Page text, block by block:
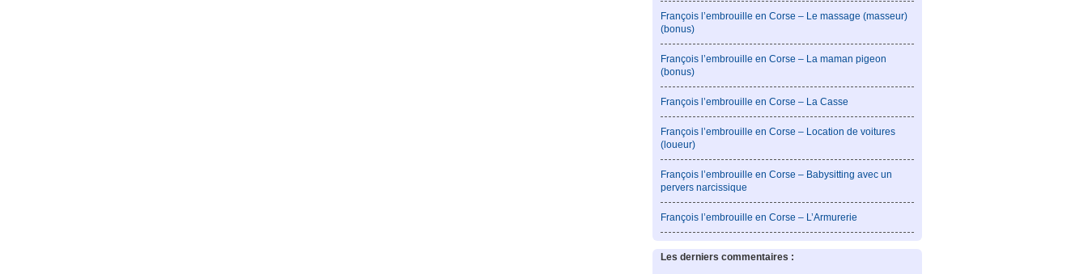
François l’embrouille en Corse – Le massage (masseur)
(bonus)
François l’embrouille en Corse – La maman pigeon
(bonus)
François l’embrouille en Corse – La Casse
François l’embrouille en Corse – Location de voitures
(loueur)
François l’embrouille en Corse – Babysitting avec un
pervers narcissique
François l’embrouille en Corse – L’Armurerie
Les derniers commentaires :